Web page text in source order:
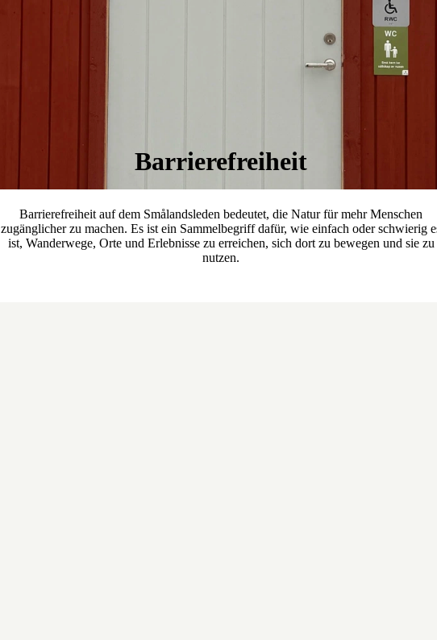
Barrierefreiheit
Barrierefreiheit auf dem Smålandsleden bedeutet, die Natur für mehr Menschen
zugänglicher zu machen. Es ist ein Sammelbegriff dafür, wie einfach oder schwierig
ist, Wanderwege, Orte und Erlebnisse zu erreichen, sich dort zu bewegen und sie zu
nutzen.